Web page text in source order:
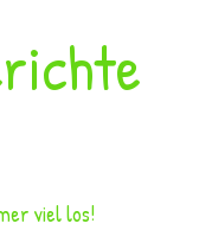
viel los!